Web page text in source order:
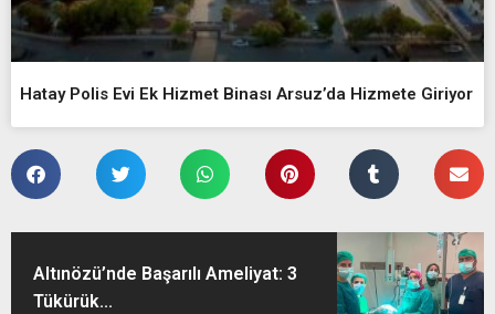
Hatay Polis Evi Ek Hizmet Binası Arsuz’da Hizmete Giriyor
Altınözü’nde Başarılı Ameliyat: 3
Tükürük...